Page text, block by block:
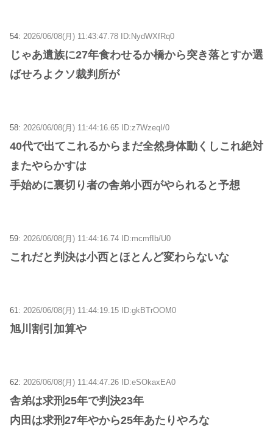
54: 2026/06/08(月) 11:43:47.78 ID:NydWXfRq0
じゃあ遺族に27年食わせるか橋から突き落とすか選
ばせろよクソ裁判所が
58: 2026/06/08(月) 11:44:16.65 ID:z7WzeqI/0
40代で出てこれるからまだ全然身体動くしこれ絶対
またやらかすは
手始めに裏切り者の舎弟小西がやられると予想
59: 2026/06/08(月) 11:44:16.74 ID:mcmfIb/U0
これだと判決は小西とほとんど変わらないな
61: 2026/06/08(月) 11:44:19.15 ID:gkBTrOOM0
旭川割引加算や
62: 2026/06/08(月) 11:44:47.26 ID:eSOkaxEA0
舎弟は求刑25年で判決23年
内田は求刑27年やから25年あたりやろな